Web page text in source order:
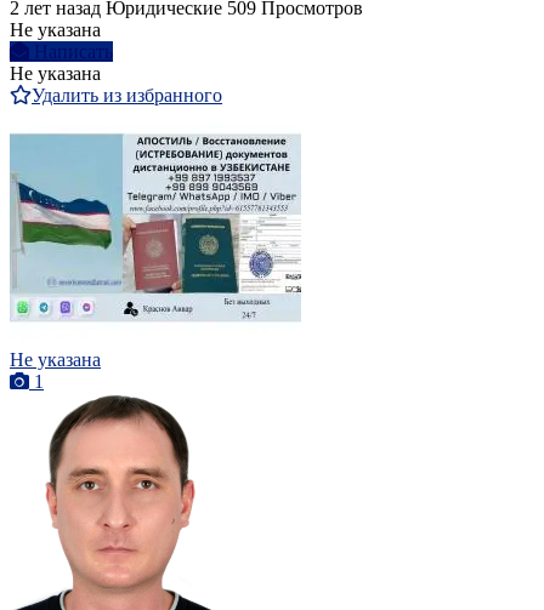
2 лет назад Юридические 509 Просмотров
Не указана
Написать
Не указана
Удалить из избранного
Не указана
1